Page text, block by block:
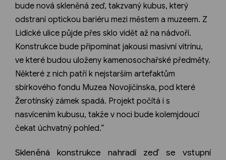
bude nová skleněná zeď, takzvaný kubus, který
odstraní optickou bariéru mezi městem a muzeem. Z
Lidické ulice půjde přes sklo vidět až na nádvoří.
Konstrukce bude připomínat jakousi masivní vitrínu,
ve které budou uloženy kamenosochařské předměty.
Některé z nich patří k nejstarším artefaktům
sbírkového fondu Muzea Novojičínska, pod které
Žerotínský zámek spadá. Projekt počítá i s
nasvícením kubusu, takže v noci bude kolemjdoucí
čekat úchvatný pohled.“
Skleněná konstrukce nahradí zeď se vstupní